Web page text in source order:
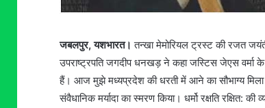
जबलपुर, यशभारत। तन्खा मेमोरियल ट्रस्ट की रजत
उपराष्ट्रपति जगदीप धनखड़ ने कहा जस्टिस जेएस वर्मा
हैं। आज मुझे मध्यप्रदेश की धरती में आने का सौभाग्य मिला
संवैधानिक मर्यादा का स्मरण किया। धर्मो रक्षति रक्षित: